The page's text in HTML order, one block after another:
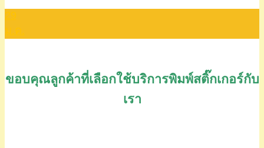
29
ม.ค.
ขอบคุณลูกค้าที่เลือกใช้บริการพิมพ์สติ๊กเกอร์กับ
เรา